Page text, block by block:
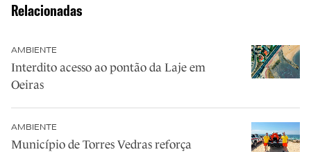
Relacionadas
AMBIENTE
Interdito acesso ao pontão da Laje em
Oeiras
AMBIENTE
Município de Torres Vedras reforça